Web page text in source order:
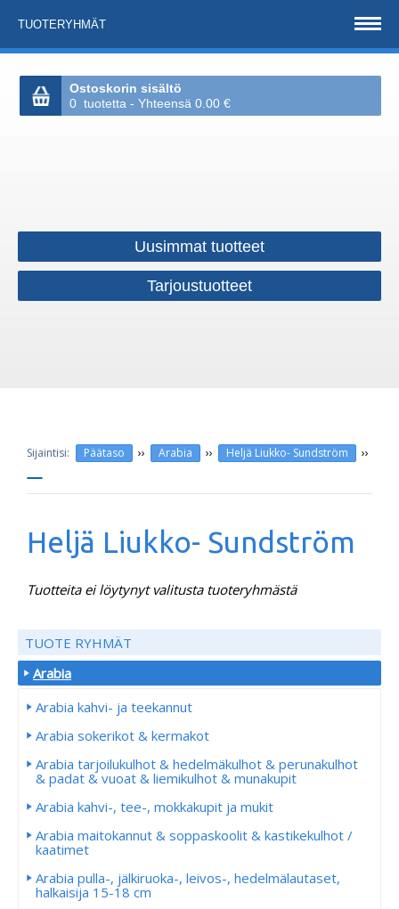
TUOTERYHMÄT
Ostoskorin sisältö
0 tuotetta - Yhteensä 0.00 €
Uusimmat tuotteet
Tarjoustuotteet
Päätaso ›› Arabia ›› Heljä Liukko- Sundström ››
Heljä Liukko- Sundström
Tuotteita ei löytynyt valitusta tuoteryhmästä
TUOTE RYHMÄT
Arabia
Arabia kahvi- ja teekannut
Arabia sokerikot & kermakot
Arabia tarjoilukulhot & hedelmäkulhot & perunakulhot
& padat & vuoat & liemikulhot & munakupit
Arabia kahvi-, tee-, mokkakupit ja mukit
Arabia maitokannut & soppaskoolit & kastikekulhot /
kaatimet
Arabia pulla-, jälkiruoka-, leivos-, hedelmälautaset,
halkaisija 15-18 cm